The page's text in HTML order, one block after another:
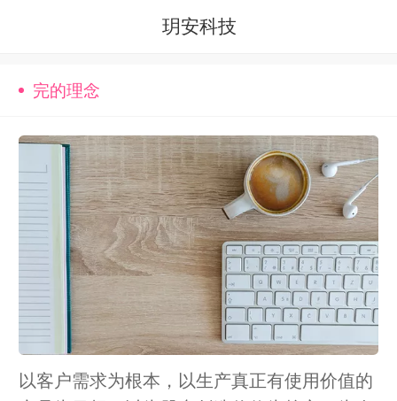
玥安科技
完的理念
以客户需求为根本，以生产真正有使用价值的